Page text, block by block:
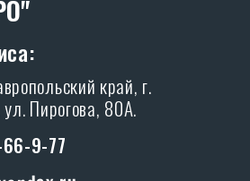
проявленный к
компании «SKR»!